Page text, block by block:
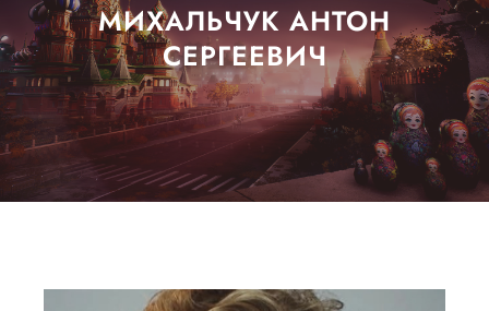
МИХАЛЬЧУК АНТОН
СЕРГЕЕВИЧ